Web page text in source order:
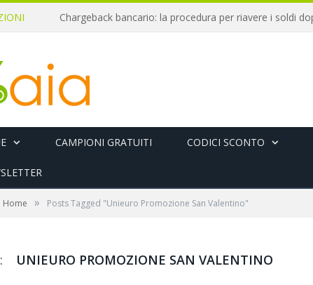
CAMPIONI GRATUITI CODICI SCONTO
Home » Posts Tagged "Unieuro Promozione San Valentino"
UNIEURO PROMOZIONE SAN VALENTINO